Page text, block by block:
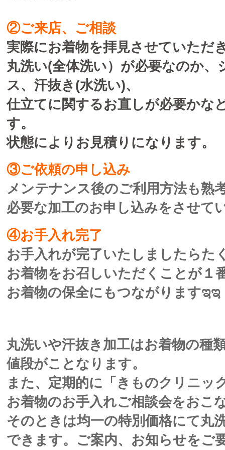
②ご来店、ご相談
実際にお着物を拝見させていただ
丸洗い(全体洗い）が必要なのか、
ス、汗抜き(水洗い)、
仕立てに関するお直しが必要かな
す。
状態によりお見積りになります。
③ご依頼の申し込み
メンテナンス後のご利用方法も熟
必要な加工のお申し込みをさせて
④お手入れ完了
お手入れが完了いたしましたらた
お着物をお召しいただくことが１
お着物の保全にもつながりますಇಇ
丸洗いや汗抜き加工はお着物の種
値段がことなります。
また、定期的に「きものクリニッ
お着物のお手入れご相談会をおこ
そのときは均一の特別価格にて丸
できます。ご案内、お知らせをご